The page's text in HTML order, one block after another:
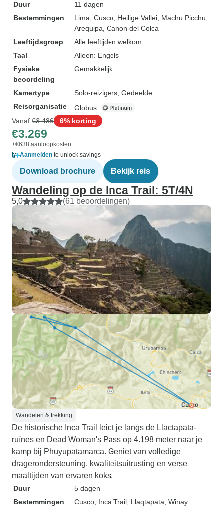
Duur
11 dagen
Bestemmingen
Lima , Cusco , Heilige Vallei , Machu Picchu
Arequipa , Canon del Colca
Leeftijdsgroep
Alle leeftijden welkom
Taal
Alleen: Engels
Fysieke
beoordeling
Gemakkelijk
Kamertype
Solo-reizigers, Gedeelde
Reisorganisatie
Globus
Vanaf €3.486 6% korting
€3.269
+€638 aanloopkosten
Aanmelden to unlock savings
Download brochure Bekijk reis
Wandeling op de Inca Trail: 5T/4N
5,0 (61 beoordelingen)
Wandelen & trekking
De historische Inca Trail leidt je langs de Llactapata-
ruïnes en Dead Woman's Pass op 4.198 meter naar je
kamp bij Phuyupatamarca. Geniet van volledige
dragerondersteuning, kwaliteitsuitrusting en verse
maaltijden van ervaren koks.
Duur
5 dagen
Bestemmingen
Cusco , Inca Trail , Llaqtapata , Winay